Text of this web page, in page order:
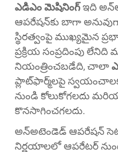
ఎడిఎం మెషినింగ్ఇది
ఆపరేషన్‌కు బాగా
స్థిరత్వంపై ముఖ్యమైన
ప్రక్రియ సంప్రదింపు
నియంత్రించబడేది, చాలా
ప్లాట్‌ఫార్మ్‌లపై స్వయంచాలక
నుండి కోలుకోగలదు
కొనసాగించగలదు.
అన్‌అటెండెడ్ ఆపరేషన్
నిర్ణయాలలో ఆపరేటర్